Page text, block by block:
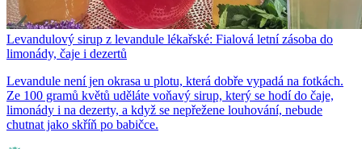
Levandulový sirup z levandule lékařské: Fialová letní zásoba do
limonády, čaje i dezertů
Levandule není jen okrasa u plotu, která dobře vypadá na fotkách.
Ze 100 gramů květů uděláte voňavý sirup, který se hodí do čaje,
limonády i na dezerty, a když se nepřežene louhování, nebude
chutnat jako skříň po babičce.